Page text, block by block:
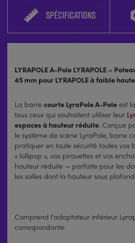
SPÉCIFICATIONS
LYRAPOLE A-Pole LYRAPOLE –
45 mm pour LYRAPOLE à faible
La barre courte LyraPole A-Pole est
tous ceux qui souhaitent utiliser leur
espaces à hauteur réduite. Conçue
le système de scène LyraPole, barre
pratiquer en toute sécurité toutes vos
« lollipop », vos pirouettes et vos
hauteur réduite — parfaite pour les
les salles dont la hauteur sous
Comprend l'adaptateur inférieur
correspondante.